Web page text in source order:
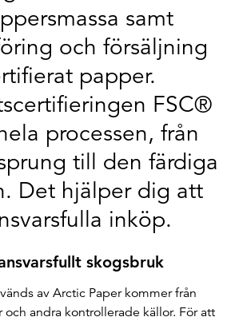
AB
samt
och försäljning
papper.
FSC®
processen, från
till den färdiga
Det hjälper dig att
inköp.
skogsbruk
av Arctic Paper kommer från
och andra kontrollerade källor. För att